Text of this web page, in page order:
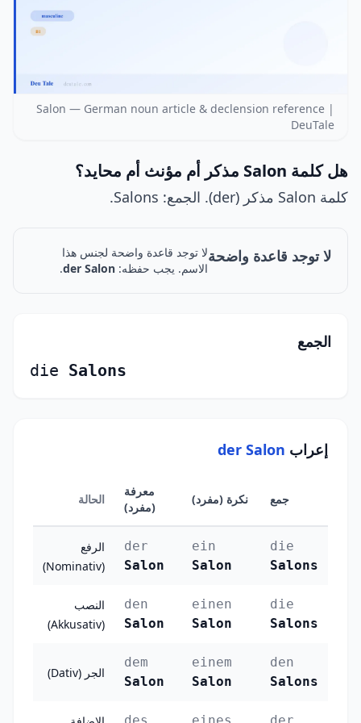
Salon — German noun article & declension reference |
DeuTale
هل كلمة Salon مذكر أم مؤنث أم محايد؟
كلمة Salon مذكر (der). الجمع: Salons.
لا توجد قاعدة واضحةلا توجد قاعدة واضحة لجنس هذا
الاسم. يجب حفظه: der Salon
.
الجمع
die Salons
إعراب der Salon
الحالة
معرفة
(مفرد)
نكرة (مفرد) جمع
الرفع
(Nominativ)
der
Salon
ein
Salon
die
Salons
النصب
(Akkusativ)
den
Salon
einen
Salon
die
Salons
الجر (Dativ)
dem
Salon
einem
Salon
den
Salons